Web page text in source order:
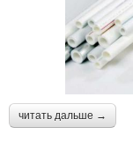
читать дальше →